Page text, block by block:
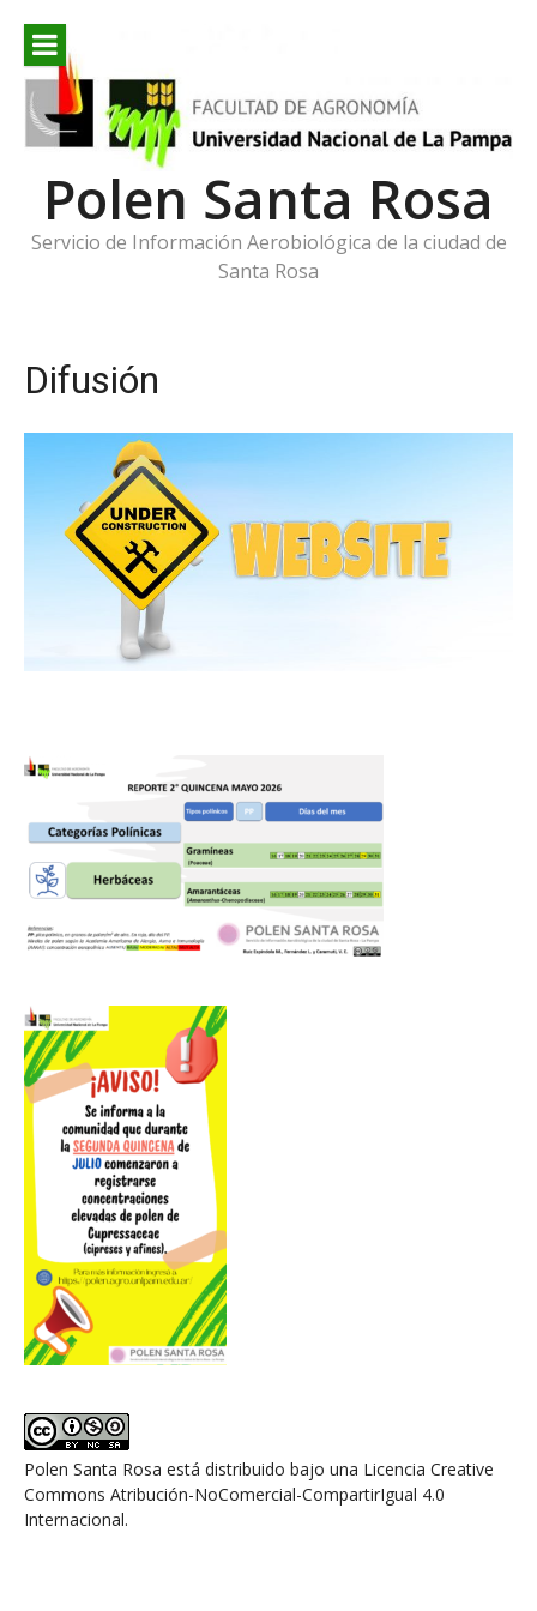
contenido
Polen Santa Rosa
Servicio de Información Aerobiológica de la ciudad de
Santa Rosa
Difusión
Polen Santa Rosa está distribuido bajo una Licencia Creative
Commons Atribución-NoComercial-CompartirIgual 4.0
Internacional.